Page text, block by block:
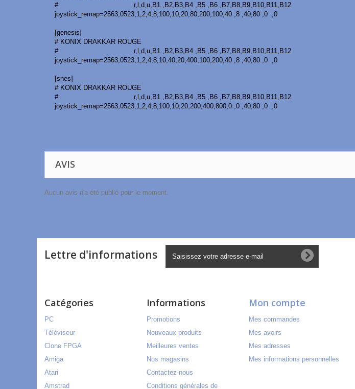
# r,l,d,u,B1 ,B2,B3,B4 ,B5 ,B6 ,B7,B8,B9,B10,B11,B12
joystick_remap=2563,0523,1,2,4,8,100,10,20,80,200,100,40 ,8 ,40,80 ,0 ,0
[genesis]
# KONIX DRAKKAR ROUGE
# r,l,d,u,B1 ,B2,B3,B4 ,B5 ,B6 ,B7,B8,B9,B10,B11,B12
joystick_remap=2563,0523,1,2,4,8,10,40,20,400,100,200,40 ,8 ,40,80 ,0 ,0
[snes]
# KONIX DRAKKAR ROUGE
# r,l,d,u,B1 ,B2,B3,B4 ,B5 ,B6 ,B7,B8,B9,B10,B11,B12
joystick_remap=2563,0523,1,2,4,8,100,10,20,200,400,800,0 ,0 ,40,80 ,0 ,0
AVIS
Aucun avis n'a été publié pour le moment.
Lettre d'informations
Catégories
PC
Téléviseur
Clone FPGA
Amiga
Atari
Amstrad
Informations
Promotions
Nouveaux produits
Meilleures ventes
Nos magasins
Contactez-nous
Conditions générales de
Mon compte
Mes commandes
Mes avoirs
Mes adresses
Mes informations personnelles